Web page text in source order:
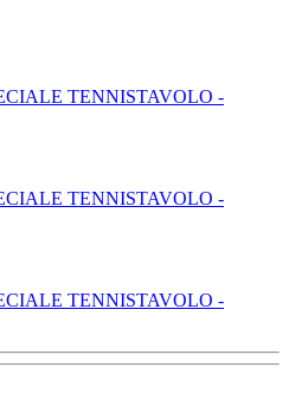
TENNISTAVOLO -
TENNISTAVOLO -
TENNISTAVOLO -